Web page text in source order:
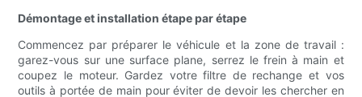
Démontage et installation étape par étape
Commencez par préparer le véhicule et la zone de travail :
garez-vous sur une surface plane, serrez le frein à main et
coupez le moteur. Gardez votre filtre de rechange et vos
outils à portée de main pour éviter de devoir les chercher en